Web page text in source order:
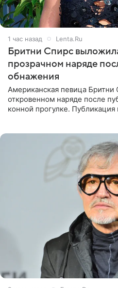
1 час назад Lenta.Ru
Бритни Спирс
прозрачном наряде
обнажения
Американская певица
откровенном наряде после
конной прогулке. Публикация